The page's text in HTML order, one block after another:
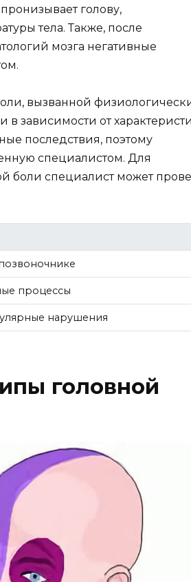
голову,
тела. Также, после
мозга негативные
вызванной
зависимости от
последствия, поэтому
специалистом. Для
боли специалист может
процессы
нарушения
головной